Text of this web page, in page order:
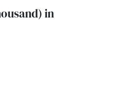
in